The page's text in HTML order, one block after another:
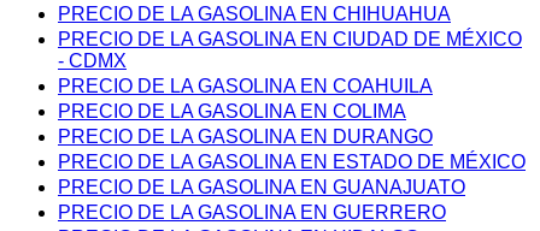
PRECIO DE LA GASOLINA EN CHIHUAHUA
PRECIO DE LA GASOLINA EN CIUDAD DE MÉXICO
- CDMX
PRECIO DE LA GASOLINA EN COAHUILA
PRECIO DE LA GASOLINA EN COLIMA
PRECIO DE LA GASOLINA EN DURANGO
PRECIO DE LA GASOLINA EN ESTADO DE MÉXICO
PRECIO DE LA GASOLINA EN GUANAJUATO
PRECIO DE LA GASOLINA EN GUERRERO